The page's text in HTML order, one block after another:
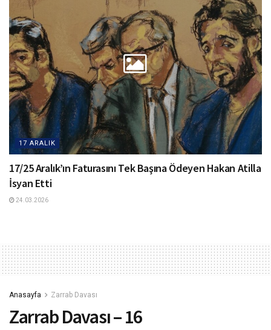
17 ARALIK
17/25 Aralık’ın Faturasını Tek Başına Ödeyen Hakan Atilla
İsyan Etti
24.03.2026
Anasayfa Zarrab Davası
Zarrab Davası – 16